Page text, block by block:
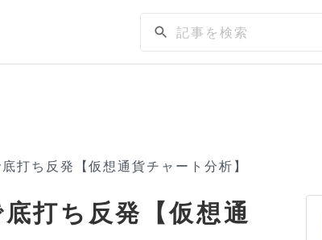
打ち反発【仮想通貨チャート分析】
打ち反発【仮想通